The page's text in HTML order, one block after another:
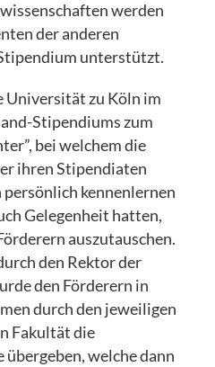
werden
der anderen
unterstützt.
Universität zu Köln im
Stipendiums zum
bei welchem die
ihren Stipendiaten
kennenlernen
Gelegenheit hatten,
auszutauschen.
den Rektor der
den Förderern in
durch den jeweiligen
Fakultät die
welche dann